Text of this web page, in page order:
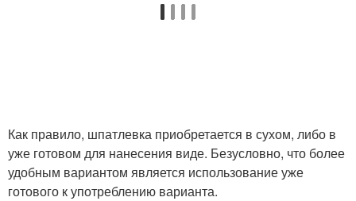
Как правило, шпатлевка приобретается в сухом, либо в
уже готовом для нанесения виде. Безусловно, что более
удобным вариантом является использование уже
готового к употреблению варианта.